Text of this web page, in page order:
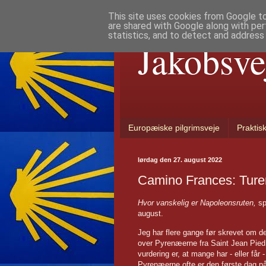
Europæiske pilgrimsveje
lørdag den 27. august 2022
Camino Frances:
Hvor vanskelig er Napoleonsruten,
august.
Jeg har flere gange før skrevet om
over Pyrenæerne fra Saint Jean
vurdering er, at mange har - eller
This site uses cookies from Google
are shared with Google along with
statistics, and to detect and address